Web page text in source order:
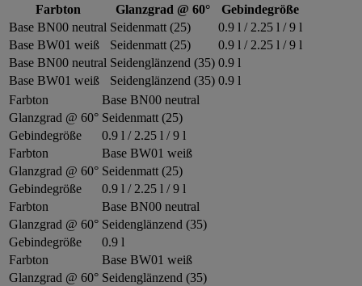
Farbton
Glanzgrad @ 60°
Gebindegröße
Base BN00 neutral Seidenmatt (25)
0.9 l / 2.25 l / 9 l
Base BW01 weiß
Seidenmatt (25)
0.9 l / 2.25 l / 9 l
Base BN00 neutral Seidenglänzend (35) 0.9 l
Base BW01 weiß
Seidenglänzend (35) 0.9 l
Farbton
Base BN00 neutral
Glanzgrad @ 60° Seidenmatt (25)
Gebindegröße
0.9 l / 2.25 l / 9 l
Farbton
Base BW01 weiß
Glanzgrad @ 60° Seidenmatt (25)
Gebindegröße
0.9 l / 2.25 l / 9 l
Farbton
Base BN00 neutral
Glanzgrad @ 60° Seidenglänzend (35)
Gebindegröße
0.9 l
Farbton
Base BW01 weiß
Glanzgrad @ 60° Seidenglänzend (35)